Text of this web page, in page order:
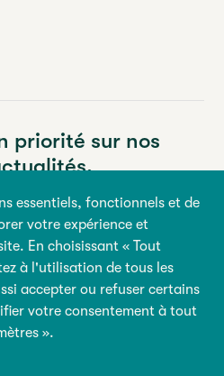
essentiels, fonctionnels et de
votre expérience et
En choisissant « Tout
à l'utilisation de tous les
accepter ou refuser certains
votre consentement à tout
».
priorité sur nos
Nom